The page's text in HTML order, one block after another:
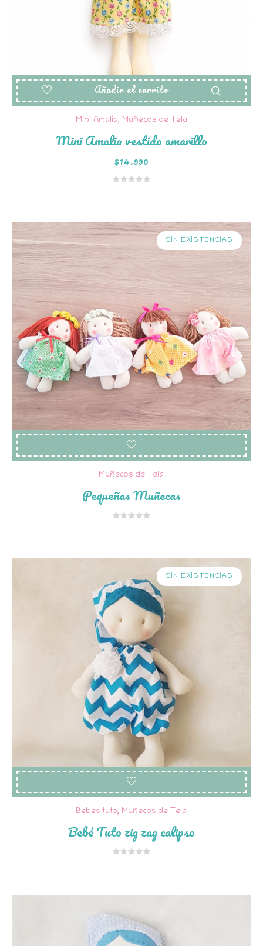
Añadir al carrito
Mini Amalia, Muñecos de Tela
Mini Amalia vestido amarillo
$14.990
SIN EXISTENCIAS
Muñecos de Tela
Pequeñas Muñecas
SIN EXISTENCIAS
Bebés tuto, Muñecos de Tela
Bebé Tuto zig zag calipso